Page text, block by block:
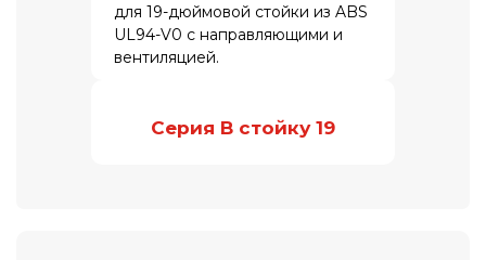
для 19-дюймовой стойки из ABS
UL94-V0 с направляющими и
вентиляцией.
Серия В стойку 19